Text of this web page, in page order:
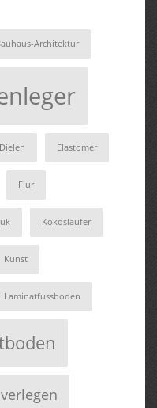
Architektur
Dielen Elastomer
Flur
Kokosläufer
Kunst
Laminatfussboden